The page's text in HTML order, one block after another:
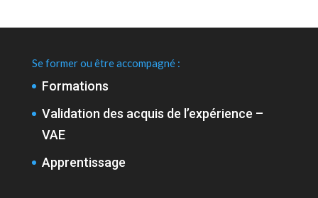
Se former ou être accompagné :
Formations
Validation des acquis de l’expérience –
VAE
Apprentissage